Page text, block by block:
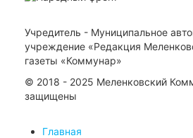
Учредитель - Муниципальное
учреждение «Редакция
газеты «Коммунар»
© 2018 - 2025 Меленковский
защищены
Главная